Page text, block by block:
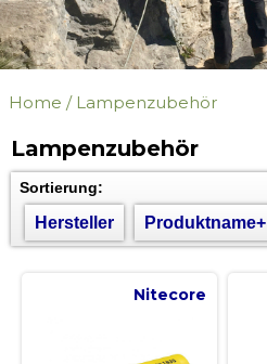
Home / Lampenzubehör
Lampenzubehör
Sortierung:
Hersteller Produktname+
Nitecore